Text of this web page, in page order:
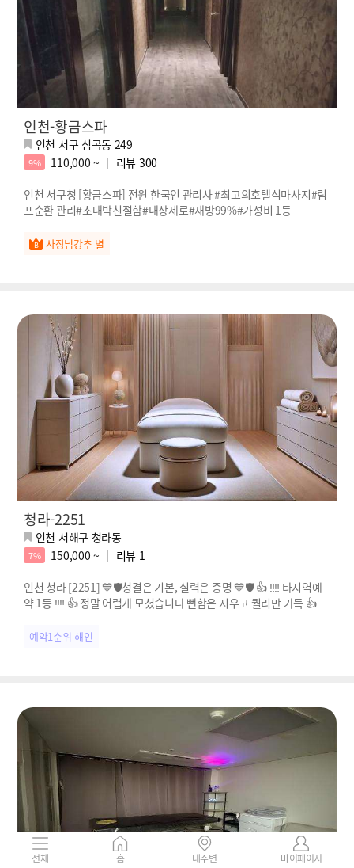
인천-황금스파
인천 서구 심곡동 249
9% 110,000 ~ 리뷰 300
인천 서구청 [황금스파] 전원 한국인 관리사 #최고의호텔식마사지#림
프순환 관리#초대박친절함#내상제로#재방99%#가성비 1등
사장님강추 별
청라-2251
인천 서해구 청라동
7% 150,000 ~ 리뷰 1
인천 청라 [2251] 💙🛡️청결은 기본, 실력은 증명 💙🛡️ 👍 ‼️‼️ 타지역예
약 1등 ‼️‼️ 👍 정말 어렵게 모셨습니다 뻔함은 지우고 퀄리만 가득 👍
예약1순위 해인
전체 홈 내주변 마이페이지